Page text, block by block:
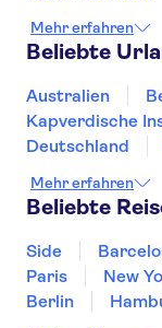
Kaag Lakes boat
Royal Palace of
Rijksmuseum
De Wallen
Mehr erfahren
Beliebte
Australien
Kapverdische
Deutschland
Italien
Japan
Polen
Mehr erfahren
Beliebte
Side
Paris
New
Berlin